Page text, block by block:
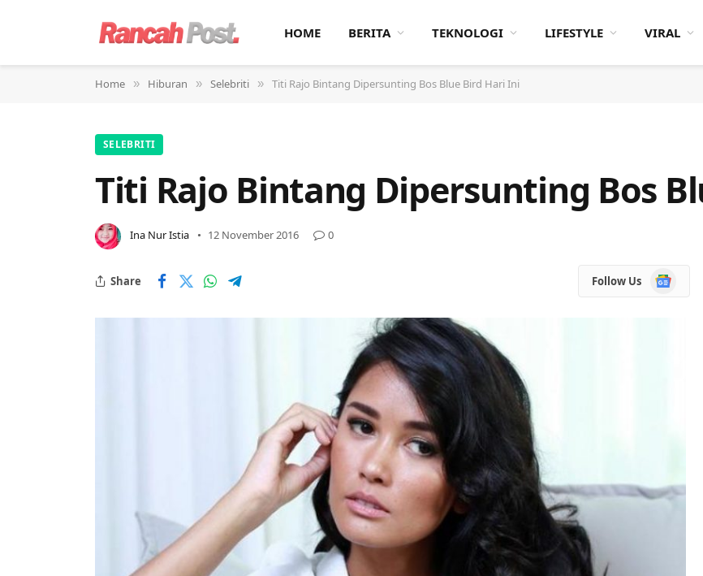
HOME BERITA TEKNOLOGI LIFESTYLE VIRAL
Home » Hiburan » Selebriti » Titi Rajo Bintang Dipersunting Bos Blue Bird Hari Ini
SELEBRITI
Titi Rajo Bintang Dipersunting Bos
Ina Nur Istia 12 November 2016 0
Share Follow Us
Google
News